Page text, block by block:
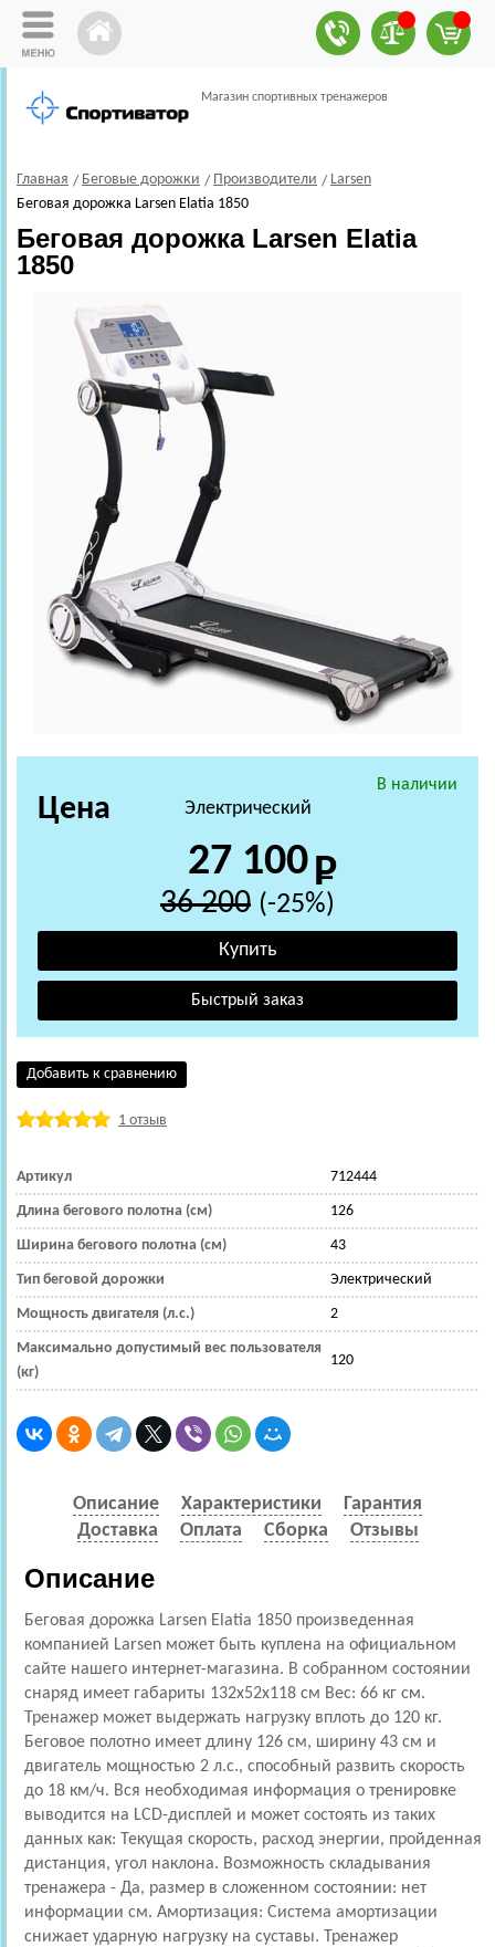
Магазин спортивных тренажеров
Главная Беговые дорожки Производители
Larsen
Беговая дорожка Larsen Elatia 1850
Беговая дорожка Larsen Elatia
1850
В наличии
Электрический
Цена
27 100
36 200 (-25%)
Добавить к сравнению
1 отзыв
Артикул 712444
Длина бегового полотна (см) 126
Ширина бегового полотна (см) 43
Тип беговой дорожки Электрический
Мощность двигателя (л.с.) 2
Максимально допустимый вес пользователя
(кг)
120
Описание Характеристики
Гарантия
Доставка
Оплата Сборка Отзывы
Описание
Беговая дорожка Larsen Elatia 1850 произведенная
компанией Larsen может быть куплена на официальном
сайте нашего интернет-магазина. В собранном состоянии
снаряд имеет габариты 132x52x118 см Вес: 66 кг см.
Тренажер может выдержать нагрузку вплоть до 120 кг.
Беговое полотно имеет длину 126 см, ширину 43 см и
двигатель мощностью 2 л.с., способный развить скорость
до 18 км/ч. Вся необходимая информация о тренировке
выводится на LCD-дисплей и может состоять из таких
данных как: Текущая скорость, расход энергии, пройденная
дистанция, угол наклона. Возможность складывания
тренажера - Да, размер в сложенном состоянии: нет
информации см. Амортизация: Cистема амортизации
снижает ударную нагрузку на суставы. Тренажер